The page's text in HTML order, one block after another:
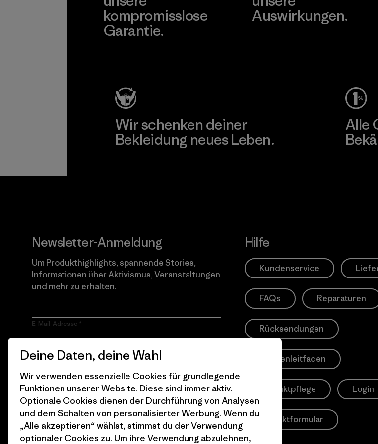
kompromisslose
Garantie.
Auswirkungen.
Wir schenken deiner
Bekleidung neues Leben.
Alle
Newsletter-Anmeldung
Um Produkthighlights, spannende Stories,
Informationen über Aktivismus, Veranstaltungen
und mehr zu erhalten.
E-Mail-Adresse
Durch Klicken auf die Anmelden Taste, erkläre mich damit
einverstanden, dass Patagonia meine E-Mail-Adresse
Stories, Informationen über Aktivismus, Veranstaltungen und
mehr gemäß der Datenschutzerklärungvon Patagonia zusendet.
Anmelden
Hilfe
Kundenservice
FAQs Reparaturen
Rücksendungen
Größenleitfaden
Produktpflege Login
Kontaktformular
Deine Daten, deine Wahl
Wir verwenden essenzielle Cookies für grundlegende
Funktionen unserer Website. Diese sind immer aktiv.
Optionale Cookies dienen der Durchführung von Analysen
und dem Schalten von personalisierter Werbung. Wenn du
„Alle akzeptieren“ wählst, stimmst du der Verwendung
optionaler Cookies zu. Um ihre Verwendung abzulehnen,